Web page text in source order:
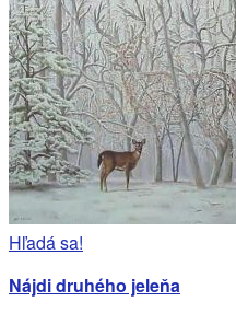
Hľadá sa!
Nájdi druhého jeleňa